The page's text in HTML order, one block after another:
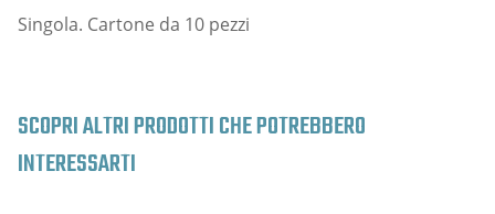
Singola. Cartone da 10 pezzi
SCOPRI ALTRI PRODOTTI CHE POTREBBERO
INTERESSARTI